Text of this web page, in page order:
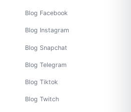
Blog Facebook
Blog Instagram
Blog Snapchat
Blog Telegram
Blog Tiktok
Blog Twitch